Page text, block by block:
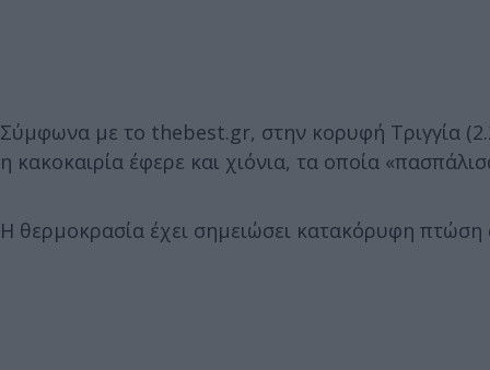
Σύμφωνα με το thebest.gr, στην κορυφή Τριγγία
η κακοκαιρία έφερε και χιόνια, τα οποία
Η θερμοκρασία έχει σημειώσει κατακόρυφη